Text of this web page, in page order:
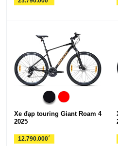
Xe đạp touring Giant Roam 4
2025
12.790.000₫